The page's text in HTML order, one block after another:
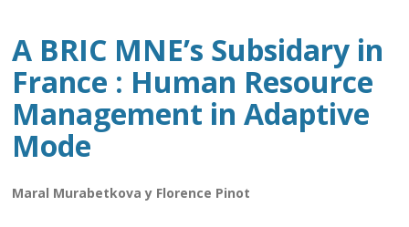
content/uploads/2014/03/ProgramaSeminario28feb.pdf
inCONFERENCES byCERALE04 MAR 2014 0comments
A BRIC MNE’s Subsidary in